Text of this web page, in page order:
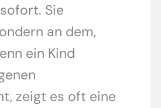
Sie
an dem,
ein Kind
zeigt es oft eine